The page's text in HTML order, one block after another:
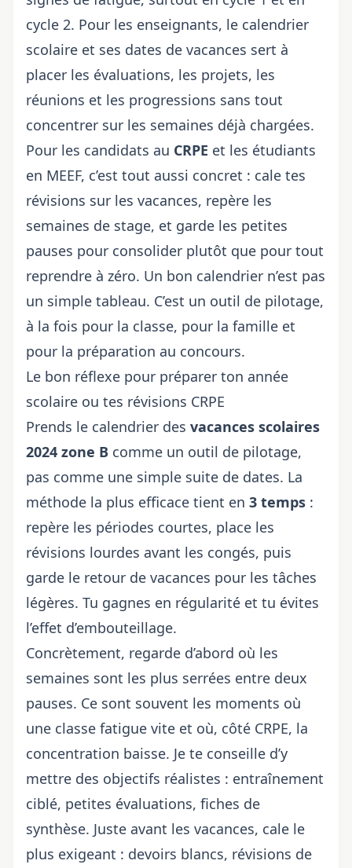
cycle 2. Pour les enseignants, le calendrier
scolaire et ses dates de vacances sert à
placer les évaluations, les projets, les
réunions et les progressions sans tout
concentrer sur les semaines déjà chargées.
Pour les candidats au CRPE et les étudiants
en MEEF, c’est tout aussi concret : cale tes
révisions sur les vacances, repère les
semaines de stage, et garde les petites
pauses pour consolider plutôt que pour tout
reprendre à zéro. Un bon calendrier n’est pas
un simple tableau. C’est un outil de pilotage,
à la fois pour la classe, pour la famille et
pour la préparation au concours.
Le bon réflexe pour préparer ton année
scolaire ou tes révisions CRPE
Prends le calendrier des vacances scolaires
2024 zone B comme un outil de pilotage,
pas comme une simple suite de dates. La
méthode la plus efficace tient en 3 temps :
repère les périodes courtes, place les
révisions lourdes avant les congés, puis
garde le retour de vacances pour les tâches
légères. Tu gagnes en régularité et tu évites
l’effet d’embouteillage.
Concrètement, regarde d’abord où les
semaines sont les plus serrées entre deux
pauses. Ce sont souvent les moments où
une classe fatigue vite et où, côté CRPE, la
concentration baisse. Je te conseille d’y
mettre des objectifs réalistes : entraînement
ciblé, petites évaluations, fiches de
synthèse. Juste avant les vacances, cale le
plus exigeant : devoirs blancs, révisions de